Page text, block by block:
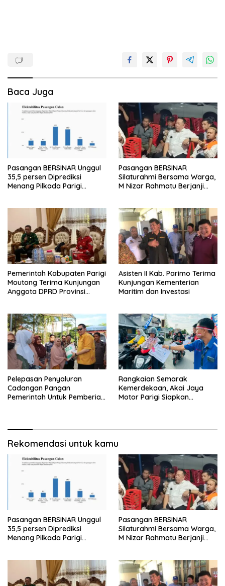
Baca Juga
Pasangan BERSINAR Unggul
35,5 persen Diprediksi
Menang Pilkada Parigi
Pasangan BERSINAR
Silaturahmi Bersama Warga,
M Nizar Rahmatu Berjanji
Pemerintah Kabupaten Parigi
Moutong Terima Kunjungan
Anggota DPRD Provinsi
Asisten II Kab. Parimo Terima
Kunjungan Kementerian
Maritim dan Investasi
Pelepasan Penyaluran
Cadangan Pangan
Pemerintah Untuk Pemberian
Rangkaian Semarak
Kemerdekaan, Akai Jaya
Motor Parigi Siapkan
Rekomendasi untuk kamu
Pasangan BERSINAR Unggul
35,5 persen Diprediksi
Menang Pilkada Parigi
Pasangan BERSINAR
Silaturahmi Bersama Warga,
M Nizar Rahmatu Berjanji